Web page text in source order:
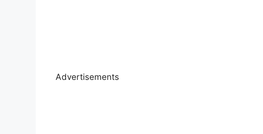
Advertisements